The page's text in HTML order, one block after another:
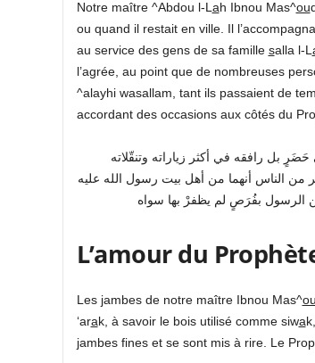
Notre maître ^Abdou l-L ah Ibnou Mas^ou
ou quand il restait en ville. Il
au service des gens de sa famille salla l-L
l’agrée, au point que de nombreuses
^alayhi wasallam, tant ils passaient de
accordant des occasions aux côtés du
بل رافقه في أكثر زياراته وتنقّلاته
من الناس أنهما من أهل بيت رسول الله عليه
L’amour du
Les jambes de notre maître Ibnou Mas^ou
‘arak, à savoir le bois utilisé comme siwa
jambes fines et se sont mis à rire. Le